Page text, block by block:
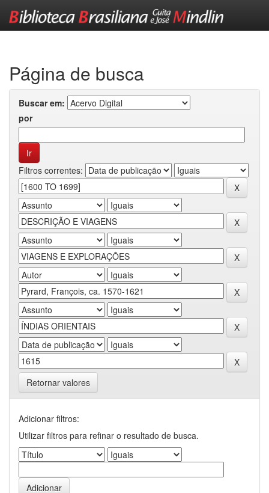
Página de busca
Buscar em:
por
Filtros correntes:
Retornar valores
Adicionar filtros:
Utilizar filtros para refinar o resultado de busca.